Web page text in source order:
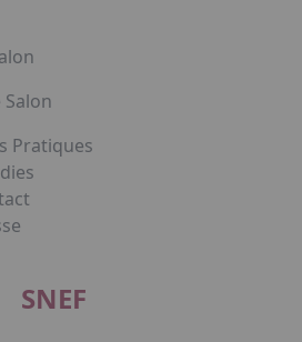
Salon
le Salon Creativa
le Salon Gourmet - Chocolat
et Gourmet Chocolat en
Pratiques
SNEF
cookies